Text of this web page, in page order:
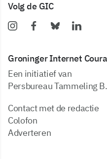
Volg de GIC
Groninger Internet
Een initiatief van
Persbureau Tammeling
Contact met de redactie
Colofon
Adverteren